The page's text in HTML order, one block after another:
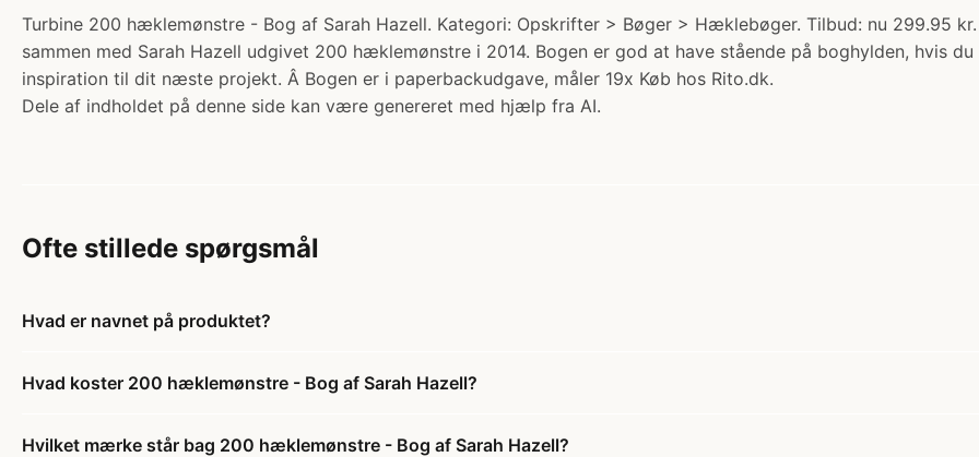
Turbine 200 hæklemønstre - Bog af Sarah Hazell. Kategori: Opskrifter > Bøger > Hæklebøger. Tilbud: nu 299.95
sammen med Sarah Hazell udgivet 200 hæklemønstre i 2014. Bogen er god at have stående på boghylden, hvis
inspiration til dit næste projekt. Â Bogen er i paperbackudgave, måler 19x Køb hos Rito.dk.
Dele af indholdet på denne side kan være genereret med hjælp fra AI.
Ofte stillede spørgsmål
Hvad er navnet på produktet?
Hvad koster 200 hæklemønstre - Bog af Sarah Hazell?
Hvilket mærke står bag 200 hæklemønstre - Bog af Sarah Hazell?